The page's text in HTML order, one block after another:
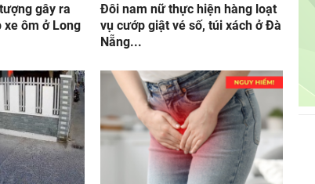
gây ra
xe ôm ở Long
Đôi nam nữ thực hiện hàng loạt
vụ cướp giật vé số, túi xách ở Đà
Nẵng...